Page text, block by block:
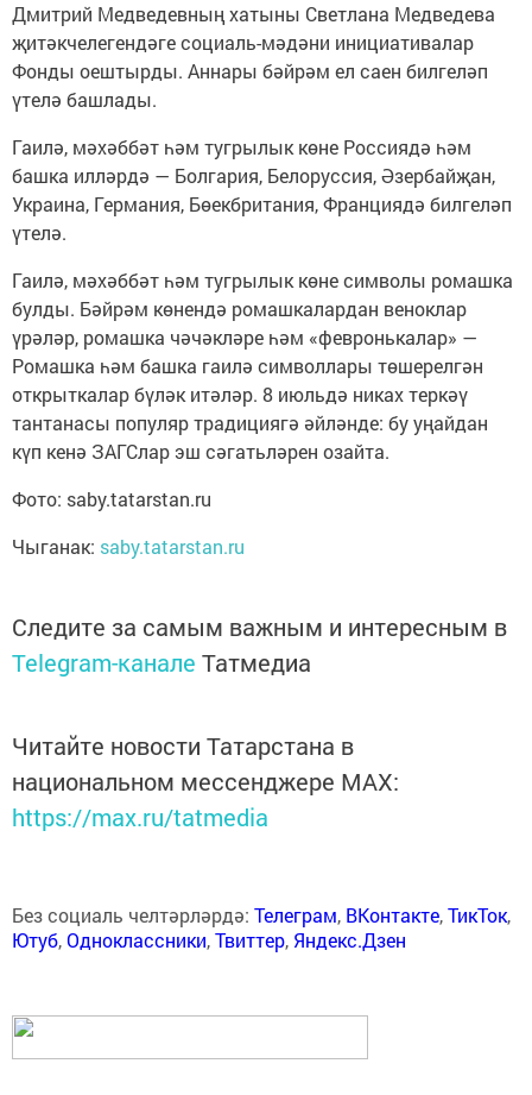
Дмитрий Медведевның хатыны Светлана Медведева
җитәкчелегендәге социаль-мәдәни инициативалар
Фонды оештырды. Аннары бәйрәм ел саен билгеләп
үтелә башлады.
Гаилә, мәхәббәт һәм тугрылык көне Россиядә һәм
башка илләрдә — Болгария, Белоруссия, Әзербайҗан,
Украина, Германия, Бөекбритания, Франциядә билгеләп
үтелә.
Гаилә, мәхәббәт һәм тугрылык көне символы ромашка
булды. Бәйрәм көнендә ромашкалардан веноклар
үрәләр, ромашка чәчәкләре һәм «февронькалар» —
Ромашка һәм башка гаилә символлары төшерелгән
открыткалар бүләк итәләр. 8 июльдә никах теркәү
тантанасы популяр традициягә әйләнде: бу уңайдан
күп кенә ЗАГСлар эш сәгатьләрен озайта.
Фото: saby.tatarstan.ru
Чыганак: saby.tatarstan.ru
Следите за самым важным и интересным в
Telegram-канале Татмедиа
Читайте новости Татарстана в
национальном мессенджере MАХ:
https://max.ru/tatmedia
Без социаль челтәрләрдә: Телеграм, ВКонтакте,ТикТок,
Ютуб,Одноклассники,Твиттер, Яндекс.Дзен